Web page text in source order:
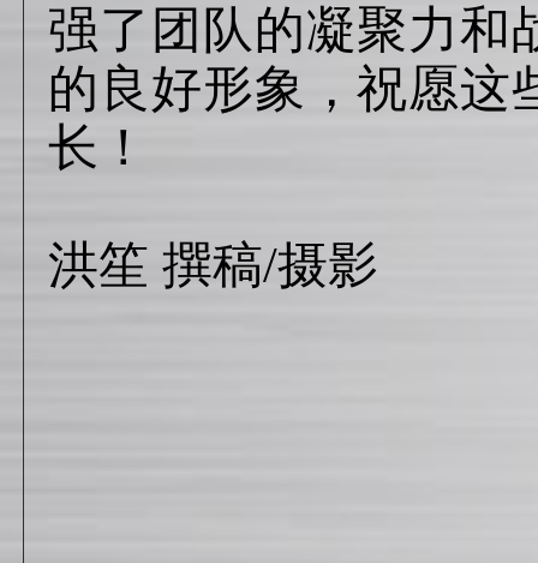
强了团队的凝聚力和
的良好形象，祝愿这
长！
洪笙 撰稿/摄影